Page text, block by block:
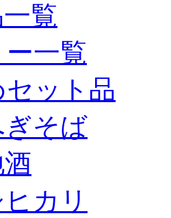
覧
一覧
ット品
そば
カリ